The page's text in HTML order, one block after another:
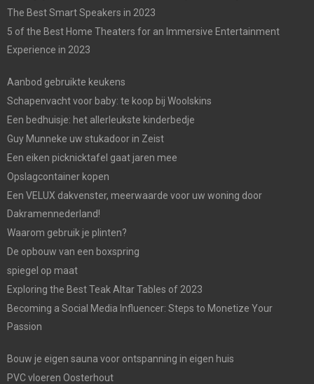
The Best Smart Speakers in 2023
5 of the Best Home Theaters for an Immersive Entertainment
Experience in 2023
Aanbod gebruikte keukens
Schapenvacht voor baby: te koop bij Woolskins
Een bedhuisje: het allerleukste kinderbedje
Guy Munneke uw stukadoor in Zeist
Een eiken picknicktafel gaat jaren mee
Opslagcontainer kopen
Een VELUX dakvenster, meerwaarde voor uw woning door
Dakramennederland!
Waarom gebruik je plinten?
De opbouw van een boxspring
spiegel op maat
Exploring the Best Teak Altar Tables of 2023
Becoming a Social Media Influencer: Steps to Monetize Your
Passion
Bouw je eigen sauna voor ontspanning in eigen huis
PVC vloeren Oosterhout